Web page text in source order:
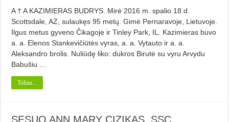
A † A KAZIMIERAS BUDRYS. Mirė 2016 m. spalio 18 d.
Scottsdale, AZ, sulaukęs 95 metų. Gimė Pernaravoje, Lietuvoje.
Ilgus metus gyveno Čikagoje ir Tinley Park, IL. Kazimieras buvo
a. a. Elenos Stankevičiūtės vyras, a. a. Vytauto ir a. a.
Aleksandro brolis. Nuliūdę liko: dukros Birutė su vyru Arvydu
Babušiu …
Toliau...
SESUO ANN MARY CIZIKAS, SSC